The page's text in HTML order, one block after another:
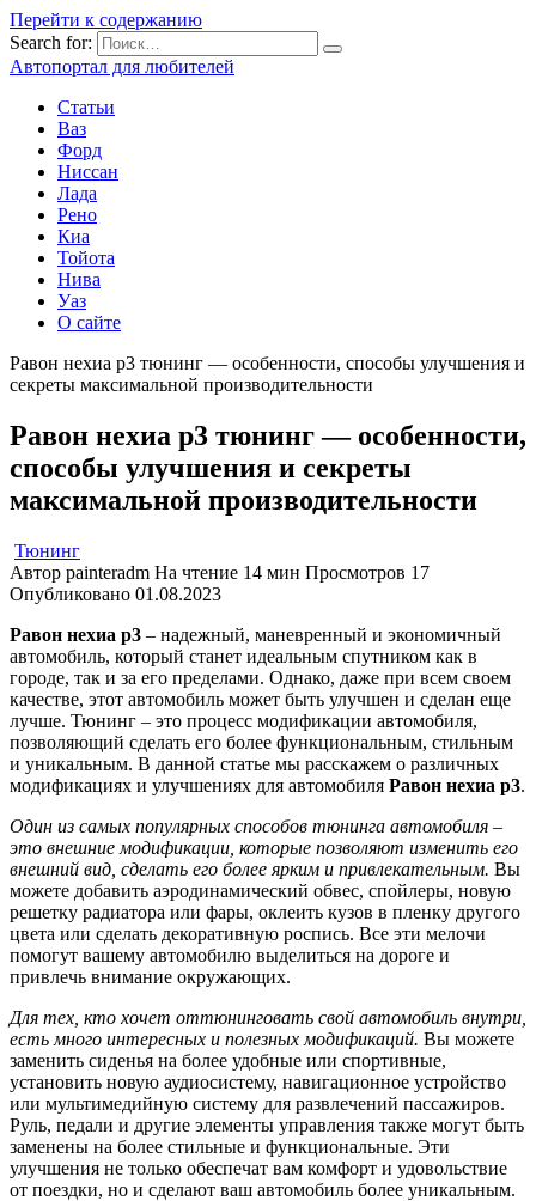
Перейти к содержанию
Search for:
Автопортал для любителей
Статьи
Ваз
Форд
Ниссан
Лада
Рено
Киа
Тойота
Нива
Уаз
О сайте
Равон нехиа р3 тюнинг — особенности, способы улучшения и
секреты максимальной производительности
Равон нехиа р3 тюнинг — особенности,
способы улучшения и секреты
максимальной производительности
Тюнинг
Автор painteradm На чтение 14 мин Просмотров 17
Опубликовано 01.08.2023
Равон нехиа р3 – надежный, маневренный и экономичный
автомобиль, который станет идеальным спутником как в
городе, так и за его пределами. Однако, даже при всем своем
качестве, этот автомобиль может быть улучшен и сделан еще
лучше. Тюнинг – это процесс модификации автомобиля,
позволяющий сделать его более функциональным, стильным
и уникальным. В данной статье мы расскажем о различных
модификациях и улучшениях для автомобиля Равон нехиа р3.
Один из самых популярных способов тюнинга автомобиля –
это внешние модификации, которые позволяют изменить его
внешний вид, сделать его более ярким и привлекательным. Вы
можете добавить аэродинамический обвес, спойлеры, новую
решетку радиатора или фары, оклеить кузов в пленку другого
цвета или сделать декоративную роспись. Все эти мелочи
помогут вашему автомобилю выделиться на дороге и
привлечь внимание окружающих.
Для тех, кто хочет оттюнинговать свой автомобиль внутри,
есть много интересных и полезных модификаций. Вы можете
заменить сиденья на более удобные или спортивные,
установить новую аудиосистему, навигационное устройство
или мультимедийную систему для развлечений пассажиров.
Руль, педали и другие элементы управления также могут быть
заменены на более стильные и функциональные. Эти
улучшения не только обеспечат вам комфорт и удовольствие
от поездки, но и сделают ваш автомобиль более уникальным.